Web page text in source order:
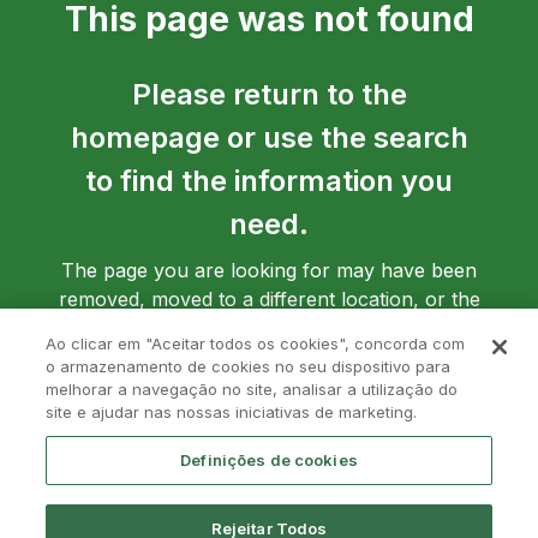
This page was not found
Please return to the
homepage or use the search
to find the information you
need.
The page you are looking for may have been
removed, moved to a different location, or the
Ao clicar em "Aceitar todos os cookies", concorda com
o armazenamento de cookies no seu dispositivo para
melhorar a navegação no site, analisar a utilização do
site e ajudar nas nossas iniciativas de marketing.
Definições de cookies
Rejeitar Todos